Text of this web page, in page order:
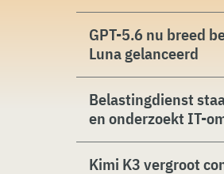
GPT-5.6 nu breed
Luna gelanceerd
Belastingdienst
en onderzoekt IT-
Kimi K3 vergroot